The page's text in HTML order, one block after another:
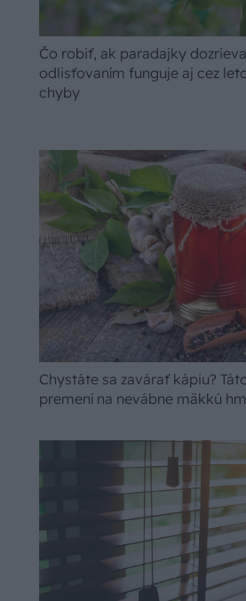
Čo robiť, ak paradajky
odlisťovaním funguje aj cez
chyby
Chystáte sa zavárať kápiu?
premení na nevábne mäkkú